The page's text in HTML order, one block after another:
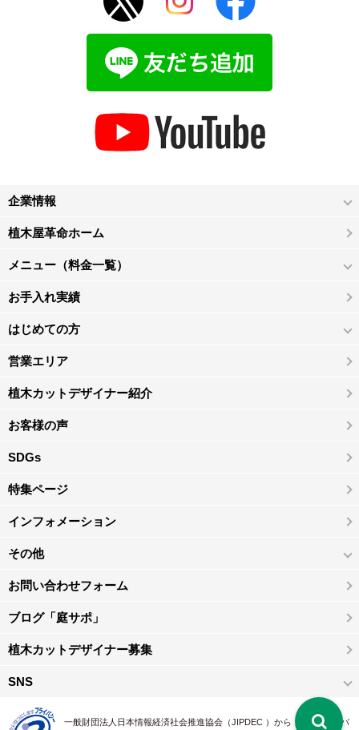
企業情報
植木屋革命ホーム
メニュー（料金一覧）
お手入れ実績
はじめての方
営業エリア
植木カットデザイナー紹介
お客様の声
SDGs
特集ページ
インフォメーション
その他
お問い合わせフォーム
ブログ「庭サポ」
植木カットデザイナー募集
SNS
一般財団法人日本情報経済社会推進協会（JIPDEC ）から 、「 プライバ